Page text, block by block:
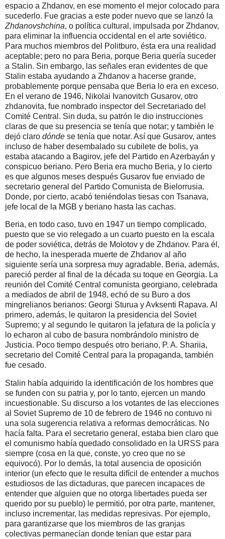
espacio a Zhdanov, en ese momento el mejor colocado para
sucederlo. Fue gracias a este poder nuevo que se lanzó la
Zhdanovshchina, o política cultural, impulsada por Zhdanov,
para eliminar la influencia occidental en el arte soviético.
Para muchos miembros del Politburo, ésta era una realidad
aceptable; pero no para Beria, porque Beria quería suceder
a Stalin. Sin embargo, las señales eran evidentes de que
Stalin estaba ayudando a Zhdanov a hacerse grande,
probablemente porque pensaba que Beria lo era en exceso.
En el verano de 1946, Nikolai Ivanovitch Gusarov, otro
zhdanovita, fue nombrado inspector del Secretariado del
Comité Central. Sin duda, su patrón le dio instrucciones
claras de que su presencia se tenía que notar; y también le
dejó claro dónde se tenía que notar. Así que Gusarov, antes
incluso de haber desembalado su cubilete de bolis, ya
estaba atacando a Bagirov, jefe del Partido en Azerbayán y
conspicuo beriano. Pero Beria era mucho Beria, y lo cierto
es que algunos meses después Gusarov fue enviado de
secretario general del Partido Comunista de Bielorrusia.
Donde, por cierto, acabó teniéndolas tiesas con Tsanava,
jefe local de la MGB y beriano hasta las cachas.
Beria, en todo caso, tuvo en 1947 un tiempo complicado,
puesto que se vio relegado a un cuarto puesto en la escala
de poder soviética, detrás de Molotov y de Zhdanov. Para él,
de hecho, la inesperada muerte de Zhdanov al año
siguiente sería una sorpresa muy agradable. Beria, además,
pareció perder al final de la década su toque en Georgia. La
reunión del Comité Central comunista georgiano, celebrada
a mediados de abril de 1948, echó de su Buro a dos
mingrelianos berianos: Georgi Sturua y Avksenti Rapava. Al
primero, además, le quitaron la presidencia del Soviet
Supremo; y al segundo le quitaron la jefatura de la policía y
lo echaron al cubo de basura nombrándolo ministro de
Justicia. Poco tiempo después otro beriano, P. A. Shariia,
secretario del Comité Central para la propaganda, también
fue cesado.
Stalin había adquirido la identificación de los hombres que
se funden con su patria y, por lo tanto, ejercen un mando
incuestionable. Su discurso a los votantes de las elecciones
al Soviet Supremo de 10 de febrero de 1946 no contuvo ni
una sola sugerencia relativa a reformas democráticas. No
hacía falta. Para el secretario general, estaba bien claro que
el comunismo había quedado consolidado en la URSS para
siempre (cosa en la que, conste, yo creo que no se
equivocó). Por lo demás, la total ausencia de oposición
interior (un efecto que le resulta difícil de entender a muchos
estudiosos de las dictaduras, que parecen incapaces de
entender que alguien que no otorga libertades pueda ser
querido por su pueblo) le permitió, por otra parte, mantener,
incluso incrementar, las medidas represivas. Por ejemplo,
para garantizarse que los miembros de las granjas
colectivas permanecían donde tenían que estar para